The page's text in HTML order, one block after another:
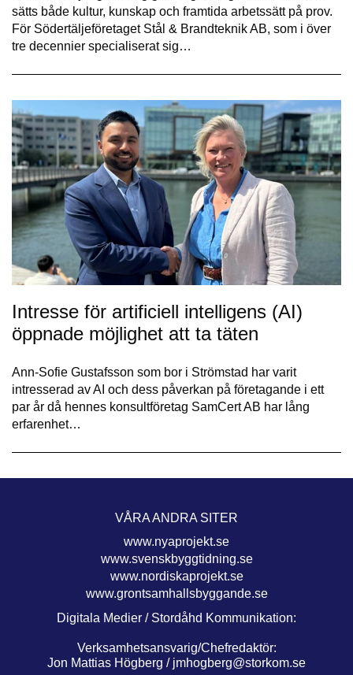
sätts både kultur, kunskap och framtida arbetssätt på prov.
För Södertäljeföretaget Stål & Brandteknik AB, som i över
tre decennier specialiserat sig…
Intresse för artificiell intelligens (AI)
öppnade möjlighet att ta täten
Ann-Sofie Gustafsson som bor i Strömstad har varit
intresserad av AI och dess påverkan på företagande i ett
par år då hennes konsultföretag SamCert AB har lång
erfarenhet…
VÅRA ANDRA SITER
www.nyaprojekt.se
www.svenskbyggtidning.se
www.nordiskaprojekt.se
www.grontsamhallsbyggande.se
Digitala Medier / Stordåhd Kommunikation:
Verksamhetsansvarig/Chefredaktör:
Jon Mattias Högberg / jmhogberg@storkom.se